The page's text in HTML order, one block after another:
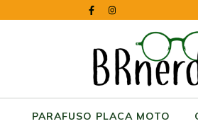
PARAFUSO PLACA MOTO